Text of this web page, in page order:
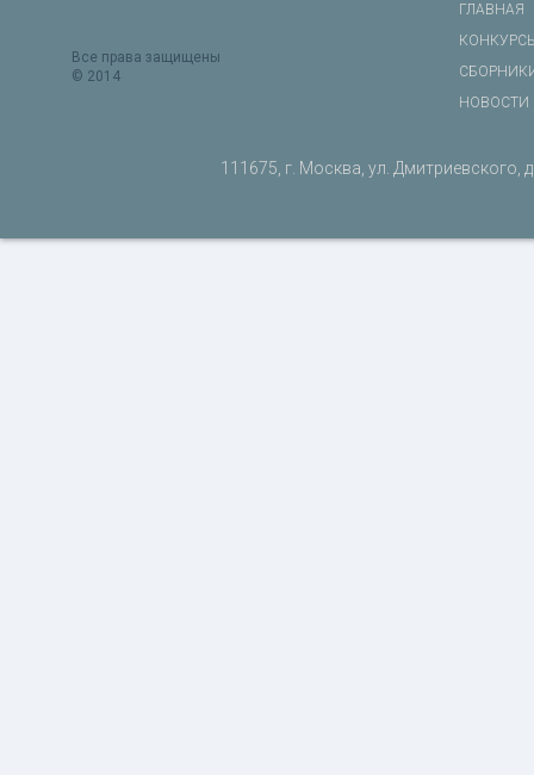
Все права защищены
© 2014
ГЛАВНАЯ
НОВОСТИ
111675, г. Москва, ул. Дмитриевского,